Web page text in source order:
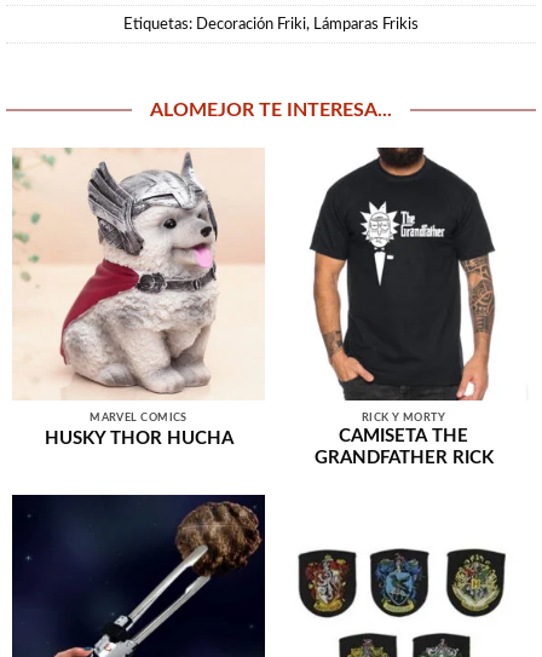
Etiquetas: Decoración Friki, Lámparas Frikis
ALOMEJOR TE INTERESA...
MARVEL COMICS
HUSKY THOR HUCHA
RICK Y MORTY
CAMISETA THE
GRANDFATHER RICK